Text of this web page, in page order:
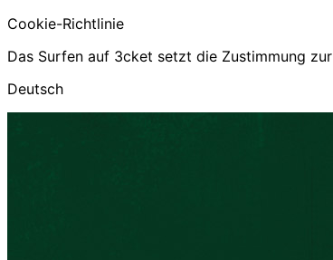
Cookie-Richtlinie
Das Surfen auf 3cket setzt die Zustimmung zur
Deutsch